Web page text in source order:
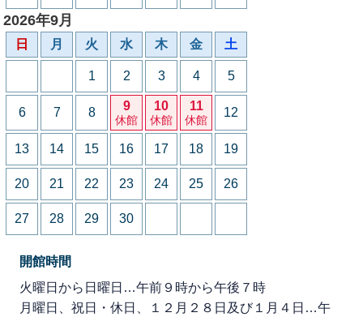
2026年9月
日 月 火 水 木 金 土
1 2 3 4 5
6 7 8 9
休館
10
休館
11
休館
12
13 14 15 16 17 18 19
20 21 22 23 24 25 26
27 28 29 30
開館時間
火曜日から日曜日…午前９時から午後７時
月曜日、祝日・休日、１２月２８日及び１月４日…午